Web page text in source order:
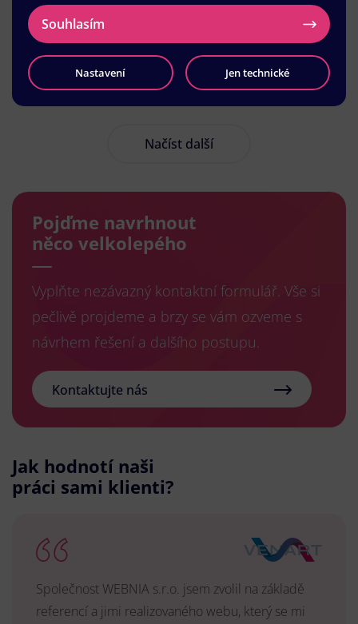
Načíst další
Pojďme navrhnout
něco velkolepého
Vyplňte nezávazný kontaktní formulář. Vše si
pečlivě projdeme a brzy se vám ozveme s
návrhem řešení a dalšího postupu.
Kontaktujte nás
Jak hodnotí naši
práci sami klienti?
Společnost WEBNIA s.r.o. jsem zvolil na základě
referencí a jimi realizovaného webu, který se mi
Souhlasím
Nastavení Jen technické